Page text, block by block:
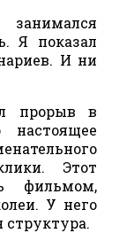
Я показал
И ни
прорыв в
Этот
фильмом,
У него